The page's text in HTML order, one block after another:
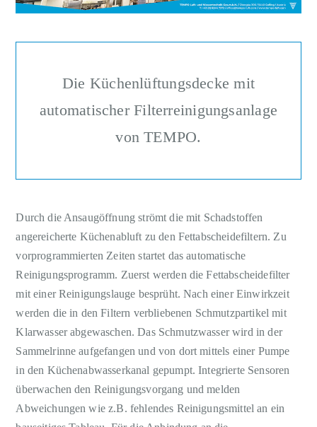
Die Küchenlüftungsdecke mit
automatischer Filterreinigungsanlage
von TEMPO.
Durch die Ansaugöffnung strömt die mit Schadstoffen
angereicherte Küchenabluft zu den Fettabscheidefiltern. Zu
vorprogrammierten Zeiten startet das automatische
Reinigungsprogramm. Zuerst werden die Fettabscheidefilter
mit einer Reinigungslauge besprüht. Nach einer Einwirkzeit
werden die in den Filtern verbliebenen Schmutzpartikel mit
Klarwasser abgewaschen. Das Schmutzwasser wird in der
Sammelrinne aufgefangen und von dort mittels einer Pumpe
in den Küchenabwasserkanal gepumpt. Integrierte Sensoren
überwachen den Reinigungsvorgang und melden
Abweichungen wie z.B. fehlendes Reinigungsmittel an ein